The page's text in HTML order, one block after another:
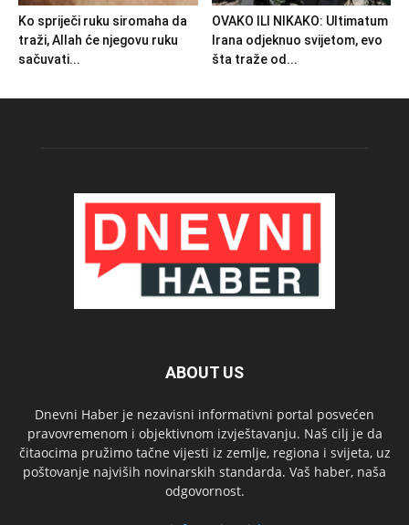
Ko spriječi ruku siromaha da
traži, Allah će njegovu ruku
sačuvati...
OVAKO ILI NIKAKO: Ultimatum
Irana odjeknuo svijetom, evo
šta traže od...
ABOUT US
Dnevni Haber je nezavisni informativni portal posvećen
pravovremenom i objektivnom izvještavanju. Naš cilj je da
čitaocima pružimo tačne vijesti iz zemlje, regiona i svijeta, uz
poštovanje najviših novinarskih standarda. Vaš haber, naša
odgovornost.